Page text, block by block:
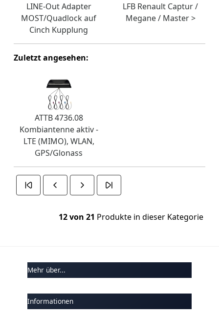
LINE-Out Adapter
MOST/Quadlock auf
Cinch Kupplung
LFB Renault Captur /
Megane / Master >
Zuletzt angesehen:
ATTB 4736.08
Kombiantenne aktiv -
LTE (MIMO), WLAN,
GPS/Glonass
12 von 21 Produkte in dieser Kategorie
Mehr über...
Informationen